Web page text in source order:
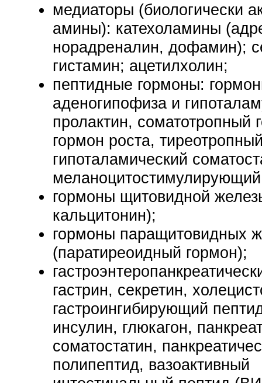
медиаторы (биологически
амины): катехоламины
норадреналин, дофамин);
гистамин; ацетилхолин;
пептидные гормоны:
аденогипофиза и
пролактин, соматотропный
гормон роста,
гипоталамический
гормоны щитовидной
кальцитонин);
гормоны паращитовидных
(паратиреоидный гормон);
гастрин, секретин,
гастроингибирующий
инсулин, глюкагон,
соматостатин,
полипептид, вазоактивный